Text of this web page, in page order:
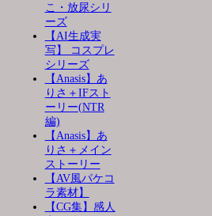
こ・放尿シリ
ーズ
【AI生成実
写】 コスプレ
シリーズ
【Anasis】あ
りさ＋IFスト
ーリー(NTR
編)
【Anasis】あ
りさ＋メイン
ストーリー
【AV風パケコ
ラ素材】
【CG集】感人